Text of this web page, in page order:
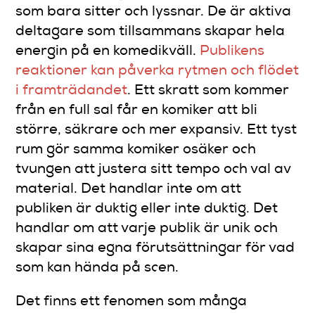
som bara sitter och lyssnar. De är aktiva
deltagare som tillsammans skapar hela
energin på en komedikväll. Publikens
reaktioner kan påverka rytmen och flödet
i framträdandet. Ett skratt som kommer
från en full sal får en komiker att bli
större, säkrare och mer expansiv. Ett tyst
rum gör samma komiker osäker och
tvungen att justera sitt tempo och val av
material. Det handlar inte om att
publiken är duktig eller inte duktig. Det
handlar om att varje publik är unik och
skapar sina egna förutsättningar för vad
som kan hända på scen.
Det finns ett fenomen som många